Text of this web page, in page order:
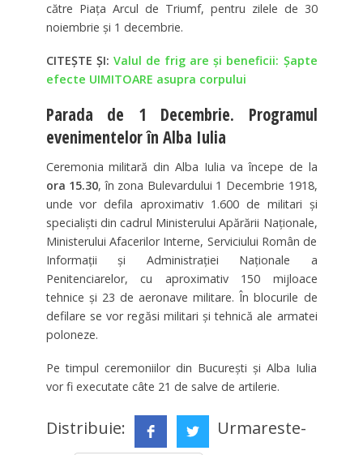
către Piaţa Arcul de Triumf, pentru zilele de 30
noiembrie şi 1 decembrie.
CITEȘTE ȘI: Valul de frig are şi beneficii: Şapte
efecte UIMITOARE asupra corpului
Parada de 1 Decembrie. Programul
evenimentelor în Alba Iulia
Ceremonia militară din Alba Iulia va începe de la
ora 15.30, în zona Bulevardului 1 Decembrie 1918,
unde vor defila aproximativ 1.600 de militari şi
specialişti din cadrul Ministerului Apărării Naţionale,
Ministerului Afacerilor Interne, Serviciului Român de
Informaţii şi Administraţiei Naţionale a
Penitenciarelor, cu aproximativ 150 mijloace
tehnice şi 23 de aeronave militare. În blocurile de
defilare se vor regăsi militari şi tehnică ale armatei
poloneze.
Pe timpul ceremoniilor din Bucureşti şi Alba Iulia
vor fi executate câte 21 de salve de artilerie.
Distribuie:
Urmareste-